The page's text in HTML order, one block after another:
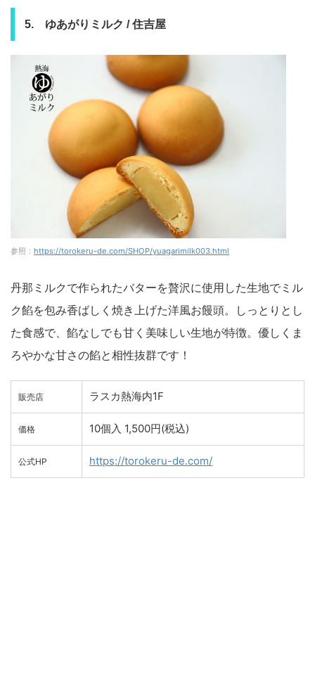
5. ゆあがりミルク / 住吉屋
参照： https://torokeru-de.com/SHOP/yuagarimilk003.html
丹那ミルクで作られたバターを贅沢に使用した生地でミル
ク餡を包み香ばしく焼き上げた洋風お饅頭。しっとりとし
た食感で、餡なしでも甘く美味しい生地が特徴。優しくま
ろやかな甘さの餡と相性抜群です！
販売店 ラスカ熱海内1F
価格 10個入 1,500円(税込)
公式HP https://torokeru-de.com/